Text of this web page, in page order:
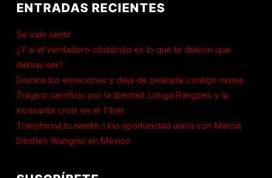
ENTRADAS RECIENTES
Se vale sentir
¿Y si el verdadero obstáculo es lo que te dijeron que
debías ser?
Domina tus emociones y deja de pelearte contigo misma
Trágico sacrificio por la libertad: Lobga Rangzen y la
incesante crisis en el Tíbet
Transforma tu mente: Una oportunidad única con Marcia
Dechen Wangmo en México